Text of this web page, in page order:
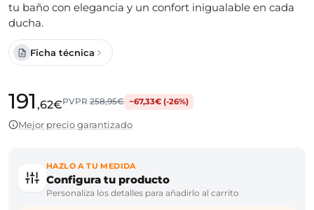
tu baño con elegancia y un confort inigualable en cada
ducha.
Ficha técnica
191 ,62€PVPR258,95€ −67,33€ (-26%)
Mejor precio garantizado
HAZLO A TU MEDIDA
Configura tu producto
Personaliza los detalles para añadirlo al carrito